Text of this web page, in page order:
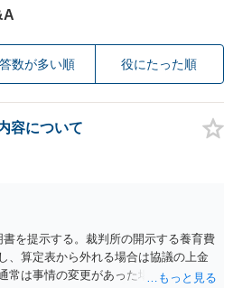
数が多い順 役にたった順
容について
書を提示する。裁判所の開示する養育費
、算定表から外れる場合は協議の上金
常は事情の変更があった場合に変更し